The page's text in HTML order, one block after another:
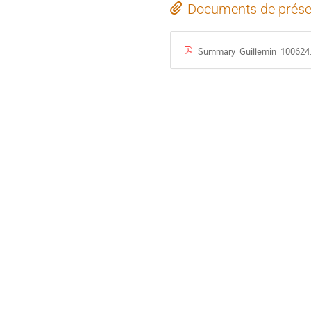
Documents de